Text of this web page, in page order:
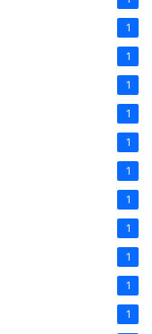
1
1
1
1
1
1
1
1
1
1
1